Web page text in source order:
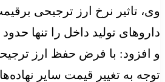
وی، تاثیر نرخ ارز ترجیحی
و افزود: با فرض حفظ ارز
توجه به تغییر قیمت سایر